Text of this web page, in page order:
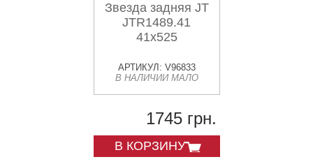
Звезда задняя JT
JTR1489.41
41x525
АРТИКУЛ: V96833
В НАЛИЧИИ МАЛО
1745 грн.
В КОРЗИНУ